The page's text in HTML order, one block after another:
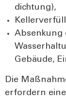
dich­tung),
Absen­kung
Gebäu­de,
Die
erfor­dern